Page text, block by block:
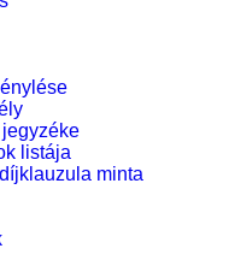
listája
minta